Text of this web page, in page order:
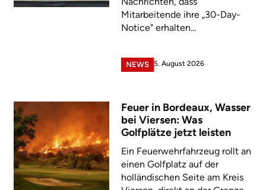
Mitarbeitende ihre „30-Day-
Notice" erhalten...
NEWS 5. August 2026
Feuer in Bordeaux, Wasser
bei Viersen: Was
Golfplätze jetzt leisten
Ein Feuerwehrfahrzeug rollt an
einen Golfplatz auf der
holländischen Seite am Kreis